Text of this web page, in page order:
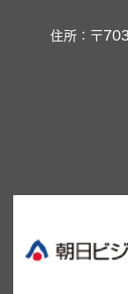
住所：〒